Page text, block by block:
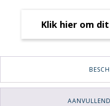
Klik hier om